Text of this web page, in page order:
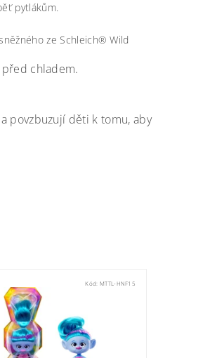
pytlákům.
ze Schleich® Wild
před chladem.
povzbuzují děti k tomu, aby
Kód: MTTL-HNF15